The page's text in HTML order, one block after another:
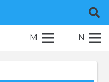
M N